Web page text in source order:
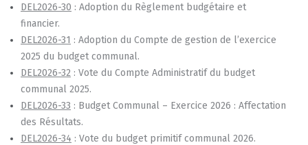
DEL2026-30 : Adoption du Règlement budgétaire et
financier.
DEL2026-31 : Adoption du Compte de gestion de l’exercice
2025 du budget communal.
DEL2026-32 : Vote du Compte Administratif du budget
communal 2025.
DEL2026-33 : Budget Communal – Exercice 2026 : Affectation
des Résultats.
DEL2026-34 : Vote du budget primitif communal 2026.